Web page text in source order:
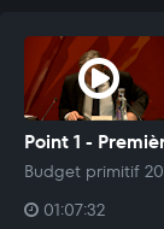
Point 1 -
Budget primitif
01:07:32